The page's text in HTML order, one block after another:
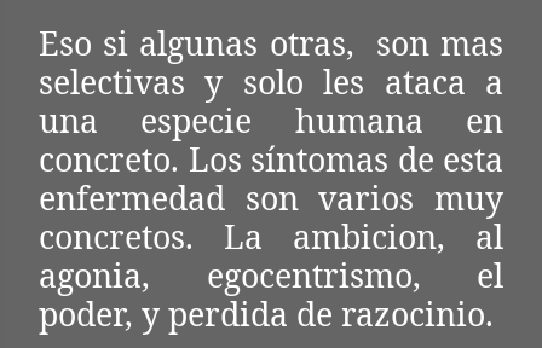
Eso si algunas otras, son mas
selectivas y solo les ataca a
una especie humana en
concreto. Los síntomas de esta
enfermedad son varios muy
concretos. La ambicion, al
agonia, egocentrismo, el
poder, y perdida de razocinio.